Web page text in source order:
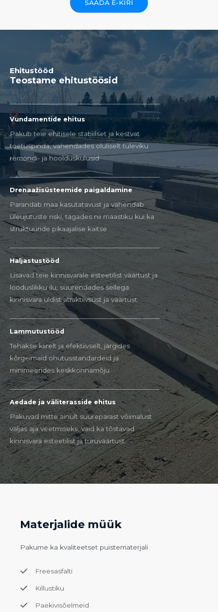
SAADA E-KIRI
Ehitustööd
Teostame ehitustöösid
Vundamentide ehitus
Pakub teie ehitisele stabiilset ja kestvat
toetuspinda, vähendades oluliselt tuleviku
remondi- ja hoolduskulusid
Drenaažisüsteemide paigaldamine
Parandab maa kasutatavust ja vähendab
üleujutuste riski, tagades nii maastiku kui ka
struktuuride pikaajalise kaitse
Haljastustööd
Lisavad teie kinnisvarale esteetilist väärtust ja
looduslikku ilu, suurendades sellega
kinnisvara üldist atraktiivsust ja väärtust
Lammutustööd
Tehakse kiirelt ja efektiivselt, järgides
kõrgeimaid ohutusstandardeid ja
minimeerides keskkonnamõju
Aedade ja väliterasside ehitus
Pakuvad mitte ainult suurepärast võimalust
väljas aja veetmiseks, vaid ka tõstavad
kinnisvara esteetilist ja turuväärtust.
Materjalide müük
Pakume ka kvaliteetset puistematerjali
Freesasfalti
Killustiku
Paekivisõelmeid